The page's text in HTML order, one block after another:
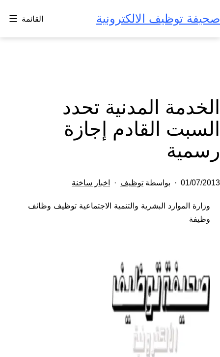
إلى
المحتوى
صحيفة توظيف الالكترونية القائمة
الخدمة المدنية تحدد
السبت القادم إجازة
رسمية
تم
في
01/07/2013 بواسطة توظيف
مصنف
اخبار ساخنة
وزارة الموارد البشرية والتنمية الاجتماعية توظيف وظائف
وظيفة